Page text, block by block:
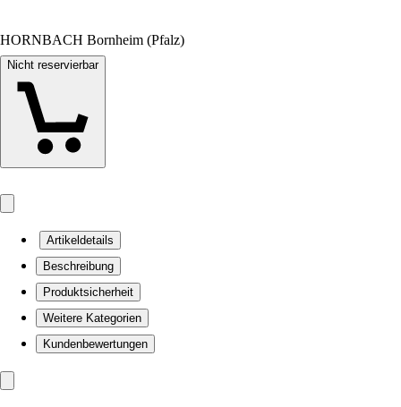
HORNBACH Bornheim (Pfalz)
Nicht reservierbar
Artikeldetails
Beschreibung
Produktsicherheit
Weitere Kategorien
Kundenbewertungen